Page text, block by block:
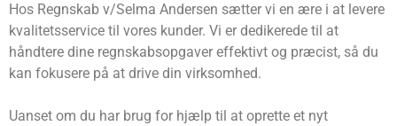
Hos Regnskab v/Selma Andersen sætter vi en ære i at levere
kvalitetsservice til vores kunder. Vi er dedikerede til at
håndtere dine regnskabsopgaver effektivt og præcist, så du
kan fokusere på at drive din virksomhed.
Uanset om du har brug for hjælp til at oprette et nyt